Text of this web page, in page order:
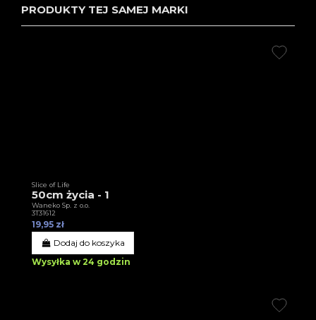
PRODUKTY TEJ SAMEJ MARKI
Slice of Life
50cm życia - 1
Waneko Sp. z o.o.
3T31612
19,95 zł
Dodaj do koszyka
Wysyłka w 24 godzin